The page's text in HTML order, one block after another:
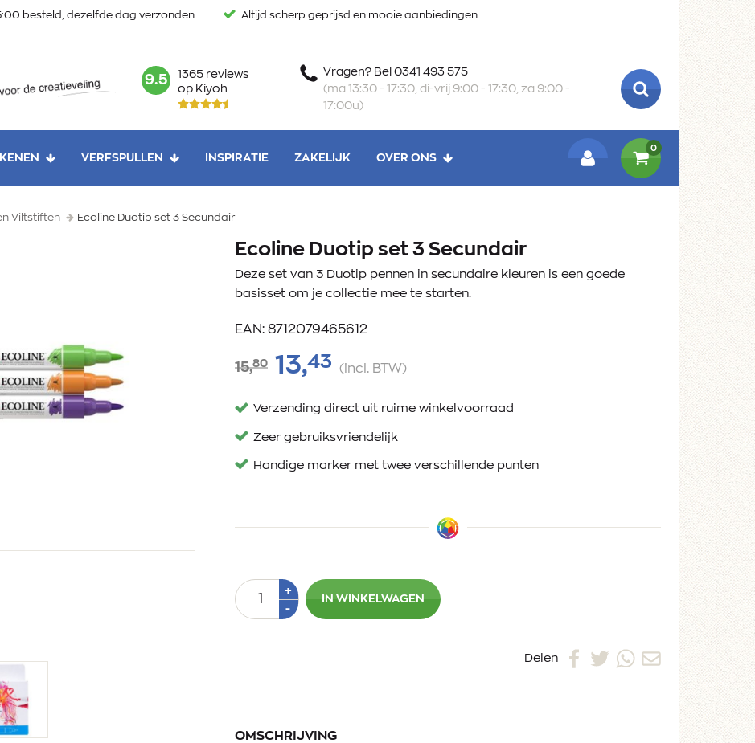
besteld, dezelfde dag verzonden
Altijd scherp geprijsd en mooie aanbiedingen
mark:
9.5
1365 reviews
op Kiyoh
Vragen? Bel 0341 493 575
(ma 13:30 - 17:30, di-vrij 9:00 - 17:30, za 9:00 -
17:00u)
ZOEKEN
VERFSPULLEN INSPIRATIE ZAKELIJK
OVER ONS
0
Viltstiften Ecoline Duotip set 3 Secundair
Ecoline Duotip set 3 Secundair
Deze set van 3 Duotip pennen in secundaire kleuren is een goede
basisset om je collectie mee te starten.
EAN: 8712079465612
15,80 13,43 (incl. BTW)
Verzending direct uit ruime winkelvoorraad
Zeer gebruiksvriendelijk
Handige marker met twee verschillende punten
Aantal +Plus
1
-Min
IN WINKELWAGEN
Delen
OMSCHRIJVING